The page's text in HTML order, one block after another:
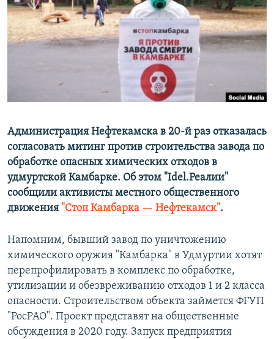
РАСПИСАНИЕ ВЕЩАНИЯ
ПОДПИШИТЕСЬ НА РАССЫЛКУ
Все сайты РСЕ/РС
Администрация Нефтекамска в 20-й раз отказалась
согласовать митинг против строительства завода по
обработке опасных химических отходов в
удмуртской Камбарке. Об этом "Idel.Реалии"
сообщили активисты местного общественного
движения "Стоп Камбарка — Нефтекамск".
Напомним, бывший завод по уничтожению
химического оружия "Камбарка" в Удмуртии хотят
перепрофилировать в комплекс по обработке,
утилизации и обезвреживанию отходов 1 и 2 класса
опасности. Строительством объекта займется ФГУП
"РосРАО". Проект представят на общественные
обсуждения в 2020 году. Запуск предприятия